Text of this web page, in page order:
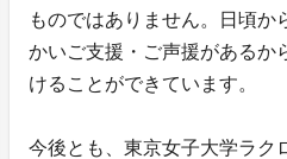
ものではありません。日頃か
かいご支援・ご声援があるか
けることができています。
今後とも、東京女子大学ラク